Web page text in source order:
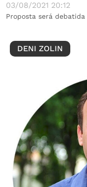
03/08/2021 20:12
Proposta será
DENI ZOLIN